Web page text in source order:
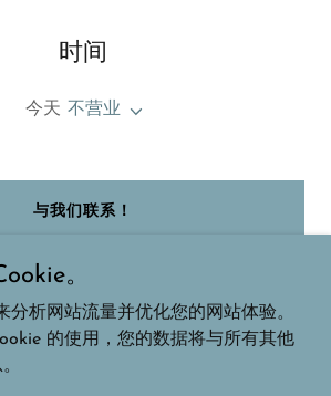
时间
今天 不营业
与我们联系！
-保留所有权利。
。
分析网站流量并优化您的网站体验。
的使用，您的数据将与所有其他